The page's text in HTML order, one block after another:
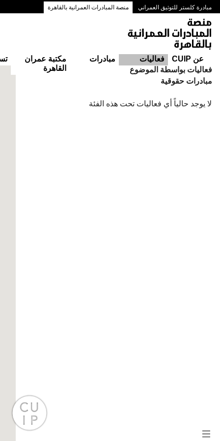
مبادرة كلستر للتوثيق العمراني منصة المبادرات العمرانية بالقاهرة
ممرات وسط البلد بالقاهرة
عن CUIP فعاليات مبادرات
مكتبة عمران
القاهرة
فعاليات بواسطة الموضوع
مبادرات حقوقية
لا يوجد حالياً أي فعاليات تحت هذه الفئة